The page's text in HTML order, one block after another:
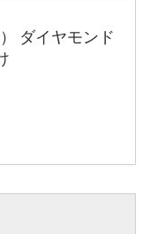
ダイヤモンド